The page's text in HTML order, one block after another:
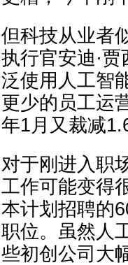
但科技从业者
执行官安迪·
泛使用人工智
更少的员工运
年1月又裁减
对于刚进入职
工作可能变得
本计划招聘的
职位。虽然人
些初创公司大